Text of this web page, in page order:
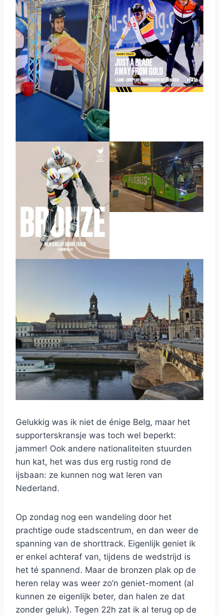
Gelukkig was ik niet de énige Belg, maar het
supporterskransje was toch wel beperkt:
jammer! Ook andere nationaliteiten stuurden
hun kat, het was dus erg rustig rond de
ijsbaan: ze kunnen nog wat leren van
Nederland.
Op zondag nog een wandeling door het
prachtige oude stadscentrum, en dan weer de
spanning van de shorttrack. Eigenlijk geniet ik
er enkel achteraf van, tijdens de wedstrijd is
het té spannend. Maar de bronzen plak op de
heren relay was weer zo’n geniet-moment (al
kunnen ze eigenlijk beter, dan halen ze dat
zonder geluk). Tegen 22h zat ik al terug op de